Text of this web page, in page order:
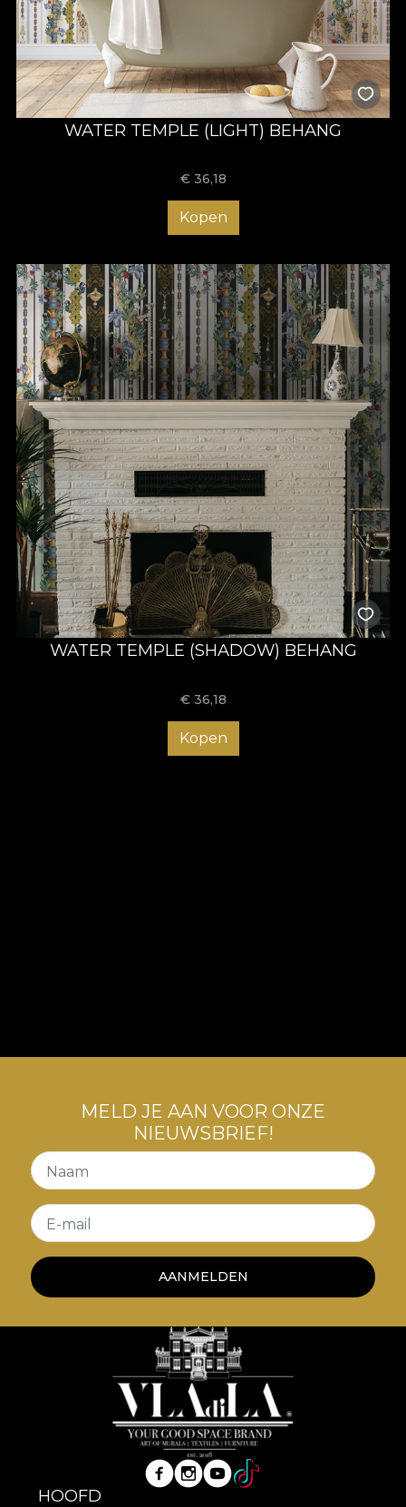
WATER TEMPLE (LIGHT) BEHANG
€ 36,18
Kopen
WATER TEMPLE (SHADOW) BEHANG
€ 36,18
Kopen
MELD JE AAN VOOR ONZE
NIEUWSBRIEF!
Naam
E-mail
AANMELDEN
HOOFD